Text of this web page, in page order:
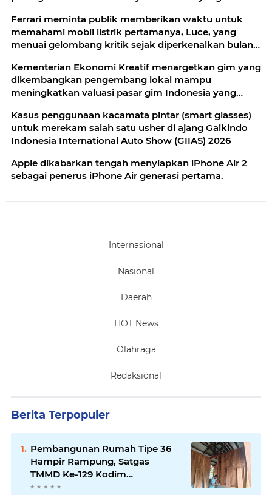
Ferrari meminta publik memberikan waktu untuk
memahami mobil listrik pertamanya, Luce, yang
menuai gelombang kritik sejak diperkenalkan bulan
Kementerian Ekonomi Kreatif menargetkan gim yang
dikembangkan pengembang lokal mampu
meningkatkan valuasi pasar gim Indonesia yang
Kasus penggunaan kacamata pintar (smart glasses)
untuk merekam salah satu usher di ajang Gaikindo
Indonesia International Auto Show (GIIAS) 2026
Apple dikabarkan tengah menyiapkan iPhone Air 2
sebagai penerus iPhone Air generasi pertama.
Internasional
Nasional
Daerah
HOT News
Olahraga
Redaksional
Berita Terpopuler
Pembangunan Rumah Tipe 36
Hampir Rampung, Satgas
TMMD Ke-129 Kodim
1807/Sorong Selatan Wujudkan